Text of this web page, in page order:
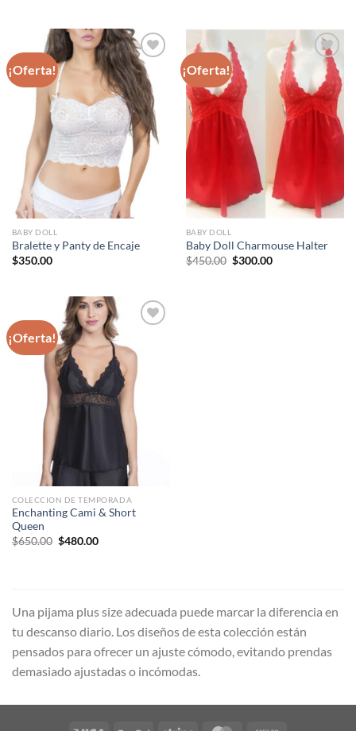
¡Oferta!
Agregar
favoritos
BABY DOLL
Bralette y Panty de Encaje
$350.00
¡Oferta!
Agregar
favoritos
BABY DOLL
Baby Doll Charmouse Halter
$450.00 Original
price
$300.00Current
¡Oferta!
favoritos
COLECCION DE TEMPORADA
Enchanting Cami & Short
Queen
$650.00 Original
$480.00Current
Una pijama plus size adecuada puede marcar la diferencia en
tu descanso diario. Los diseños de esta colección están
pensados para ofrecer un ajuste cómodo, evitando prendas
demasiado ajustadas o incómodas.